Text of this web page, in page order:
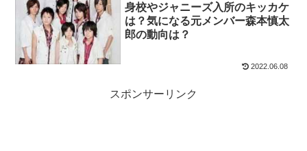
身校やジャニーズ入所のキッカケ
は？気になる元メンバー森本慎太
郎の動向は？
2022.06.08
スポンサーリンク